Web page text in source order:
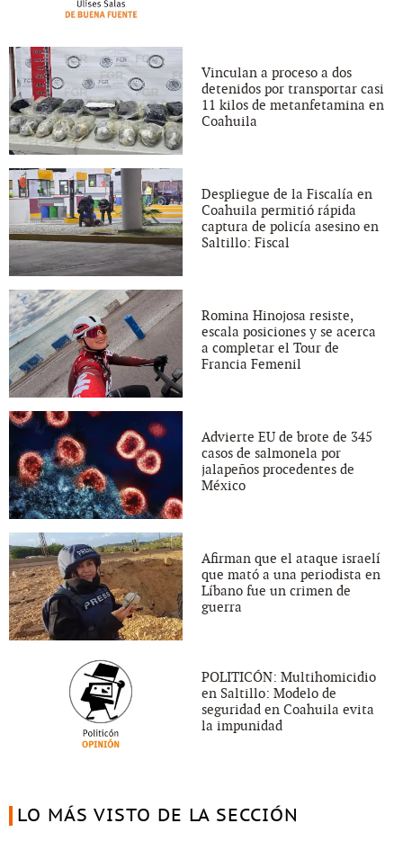
Vinculan a proceso a dos
detenidos por transportar casi
11 kilos de metanfetamina en
Coahuila
Despliegue de la Fiscalía en
Coahuila permitió rápida
captura de policía asesino en
Saltillo: Fiscal
Romina Hinojosa resiste,
escala posiciones y se acerca
a completar el Tour de
Francia Femenil
Advierte EU de brote de 345
casos de salmonela por
jalapeños procedentes de
México
Afirman que el ataque israelí
que mató a una periodista en
Líbano fue un crimen de
guerra
POLITICÓN: Multihomicidio
en Saltillo: Modelo de
seguridad en Coahuila evita
la impunidad
LO MÁS VISTO DE LA SECCIÓN